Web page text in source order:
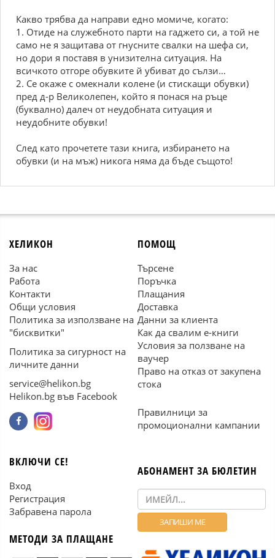
Какво трябва да направи едно момиче, когато:
1. Отиде на служебното парти на гаджето си, а той не
само не я защитава от гнусните свалки на шефа си,
но дори я поставя в унизителна ситуация. На
всичкото отгоре обувките й убиват до сълзи…
2. Се окаже с омекнали колене (и стискащи обувки)
пред д-р Великолепен, който я понася на ръце
(буквално) далеч от неудобната ситуация и
неудобните обувки!
След като прочетете тази книга, избирането на
обувки (и на мъж) никога няма да бъде същото!
ХЕЛИКОН
За нас
Работа
Контакти
Общи условия
Политика за използване на
"бисквитки"
Политика за сигурност на
личните данни
service@helikon.bg
Helikon.bg във Facebook
ПОМОЩ
Търсене
Поръчка
Плащания
Доставка
Данни за клиента
Как да свалим е-книги
Условия за ползване на
ваучер
Право на отказ от закупена
стока
Правилници за
промоционални кампании
ВКЛЮЧИ СЕ!
Вход
Регистрация
Забравена парола
МЕТОДИ ЗА ПЛАЩАНЕ
АБОНАМЕНТ ЗА БЮЛЕТИН